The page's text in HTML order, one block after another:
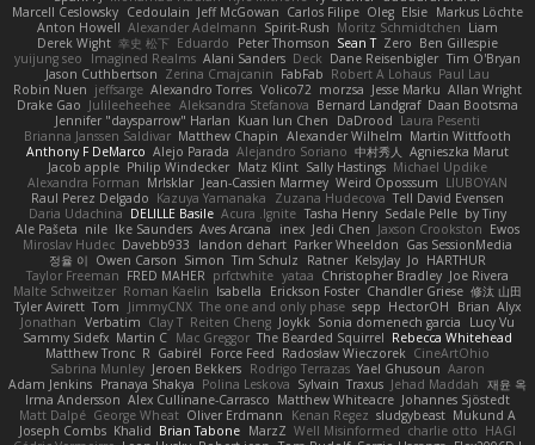
Marcell Ceslowsky Cedoulain Jeff McGowan Carlos Filipe Oleg Elsie Markus Löchte
Anton Howell Alexander Adelmann Spirit-Rush Moritz Schmidtchen Liam
Derek Wight 幸史 松下 Eduardo Peter Thomson Sean T Zero Ben Gillespie
yuijung seo
Imagined Realms Alani Sanders Deck Dane Reisenbigler Tim O'Bryan
Jason Cuthbertson Zerina Cmajcanin FabFab Robert A Lohaus Paul Lau
Robin Nuen jeffsarge Alexandro Torres Volico72 morzsa Jesse Marku Allan Wright
Drake Gao Julileeheehee Aleksandra Stefanova Bernard Landgraf Daan Bootsma
Jennifer "daysparrow" Harlan Kuan lun Chen DaDrood Laura Pesenti
Brianna Janssen Saldivar Matthew Chapin Alexander Wilhelm Martin Wittfooth
Anthony F DeMarco Alejo Parada Alejandro Soriano 中村秀人
Agnieszka Marut
Jacob apple Philip Windecker Matz Klint Sally Hastings Michael Updike
Alexandra Forman MrIsklar Jean-Cassien Marmey Weird Oposssum LIUBOYAN
Raul Perez Delgado Kazuya Yamanaka Zuzana Hudecova Tell David Evensen
Daria Udachina DELILLE Basile Acura .Ignite Tasha Henry Sedale Pelle by Tiny
Ale Pašeta nile Ike Saunders Aves Arcana inex Jedi Chen Jaxson Crookston Ewos
Miroslav Hudec Davebb933 landon dehart Parker Wheeldon Gas SessionMedia
정율 이 Owen Carson Simon Tim Schulz Ratner KelsyJay Jo HARTHUR
Taylor Freeman FRED MAHER prfctwhite yataa Christopher Bradley Joe Rivera
Malte Schweitzer Roman Kaelin Isabella Erickson Foster Chandler Griese 修汰 山田
Tyler Avirett Tom JimmyCNX The one and only phase sepp HectorOH Brian Alyx
Jonathan Verbatim Clay T Reiten Cheng Joykk Sonia domenech garcia
Lucy Vu
Sammy Sidefx Martin C Mac Greggor The Bearded Squirrel Rebecca Whitehead
Matthew Tronc R Gabirél Force Feed Radosław Wieczorek CineArtOhio
Sabrina Munley Jeroen Bekkers Rodrigo Terrazas Yael Ghusoun Aaron
Adam Jenkins Pranaya Shakya Polina Leskova Sylvain Traxus Jehad Maddah 재윤 옥
Irma Andersson Alex Cullinane-Carrasco Matthew Whiteacre Johannes Sjöstedt
Matt Dalpé George Wheat Oliver Erdmann Kenan Regez sludgybeast Mukund A
Joseph Combs Khalid Brian Tabone MarzZ Well Misinformed charlie otto HAGI